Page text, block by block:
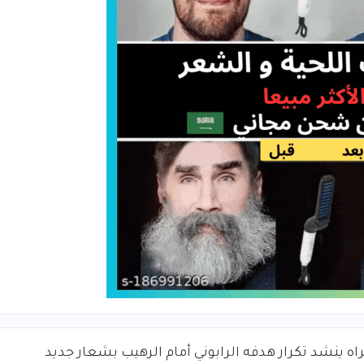
ينشد تكرار هدفه الرابوني أمام الرهيب بشعار جديد